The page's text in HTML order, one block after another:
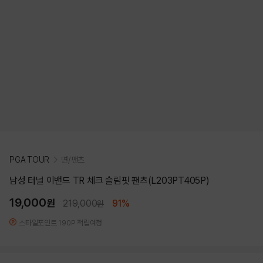
PGA TOUR 면/팬츠
남성 터널 이밴드 TR 체크 슬림핏 팬츠(L203PT405P)
19,000원 219,000원 91%
스타일포인트 190P 적립예정